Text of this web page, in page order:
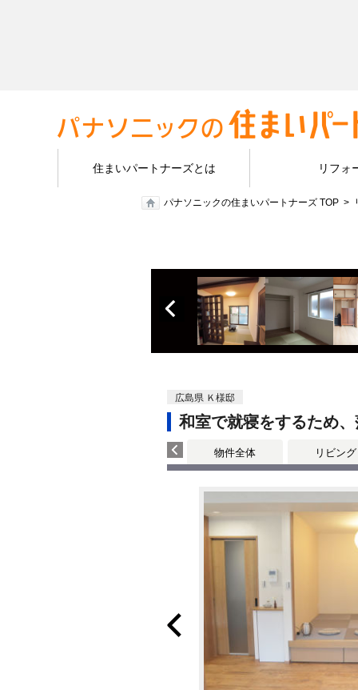
住まいパートナーズとは リフォ
パナソニックの住まいパートナーズ TOP
広島県 Ｋ様邸
和室で就寝をするため
物件全体 リビング